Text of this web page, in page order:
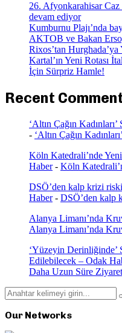
26. Afyonkarahisar
devam ediyor
Kumburnu Plajı’nda
AKTOB ve Bakan
Rixos’tan Hurghada’ya
Kartal’ın Yeni Rotası
İçin Sürpriz Hamle!
Recent
‘Altın Çağın
- ‘Altın Çağın
Köln Katedrali’nde
Haber- Köln
DSÖ’den kalp krizi
Haber- DSÖ’den kalp
Alanya Limanı’nda
Alanya Limanı’nda
‘Yüzeyin Derinliğinde’
Edilebilecek – Odak
Daha Uzun Süre
Search
for:
Our Networks